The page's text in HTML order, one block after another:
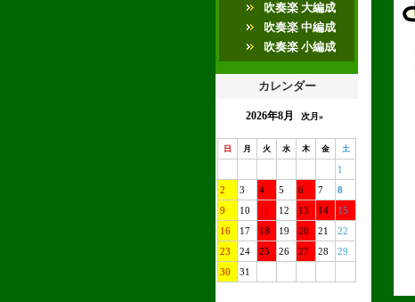
吹奏楽 大編成
吹奏楽 中編成
吹奏楽 小編成
カレンダー
2026年8月 次月»
日 月 火 水 木 金 土
1
2
3 4 5 6 7
8
9
10 11 12 13 14
15
16
17 18 19 20 21
22
23
24 25 26 27 28
29
30
31